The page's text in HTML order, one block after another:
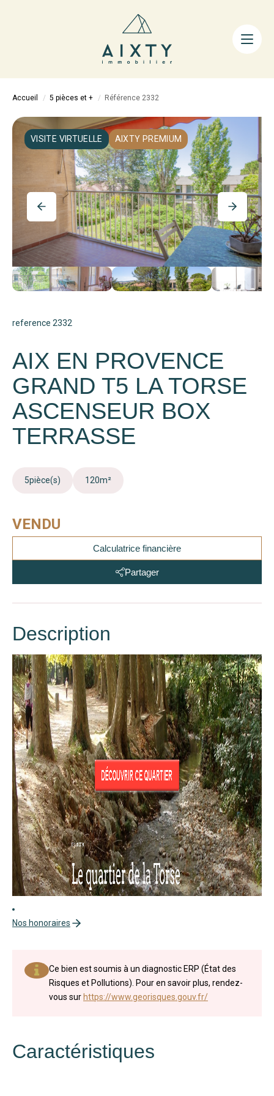
ACHETER
LA MÉTHODE
AIXTY & VOUS
Nos Agences
Nos Équipes
Nos Tarifs
Nos Biens Vendus
Notre City Guide
Accueil 5 pièces et + Référence 2332
VISITE VIRTUELLE AIXTY PREMIUM
reference 2332
AIX EN PROVENCE
GRAND T5 LA TORSE
ASCENSEUR BOX
TERRASSE
5pièce(s) 120m²
VENDU
Calculatrice financière
Partager
Description
Nos honoraires
Ce bien est soumis à un diagnostic ERP (État des
Risques et Pollutions). Pour en savoir plus, rendez-
vous sur https://www.georisques.gouv.fr/
Caractéristiques